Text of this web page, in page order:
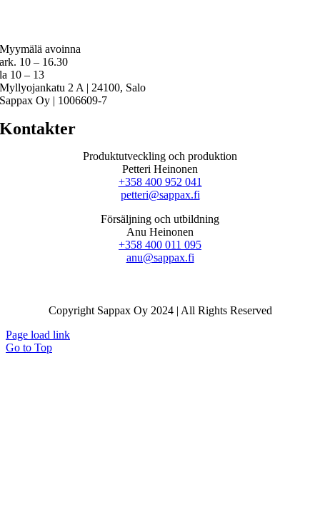
Myymälä avoinna
ark. 10 – 16.30
la 10 – 13
Myllyojankatu 2 A | 24100, Salo
Sappax Oy | 1006609-7
Kontakter
Produktutveckling och produktion
Petteri Heinonen
+358 400 952 041
petteri@sappax.fi
Försäljning och utbildning
Anu Heinonen
+358 400 011 095
anu@sappax.fi
Copyright Sappax Oy 2024 | All Rights Reserved
Page load link
Go to Top